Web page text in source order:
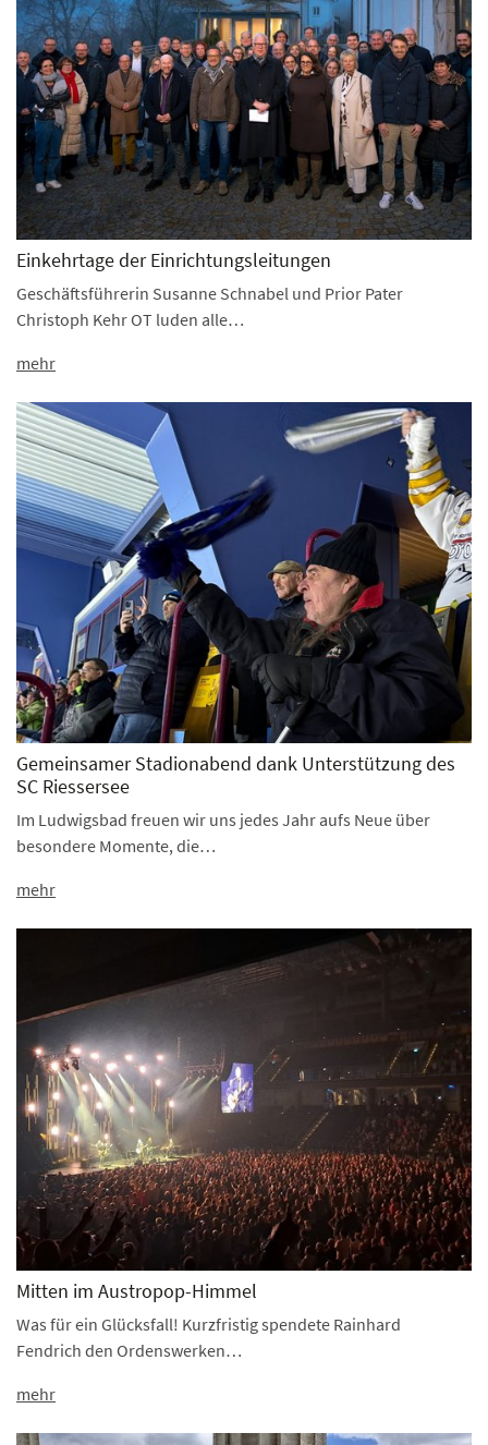
Einkehrtage der Einrichtungsleitungen
Geschäftsführerin Susanne Schnabel und Prior Pater
Christoph Kehr OT luden alle…
mehr
Gemeinsamer Stadionabend dank Unterstützung des
SC Riessersee
Im Ludwigsbad freuen wir uns jedes Jahr aufs Neue über
besondere Momente, die…
mehr
Mitten im Austropop-Himmel
Was für ein Glücksfall! Kurzfristig spendete Rainhard
Fendrich den Ordenswerken…
mehr